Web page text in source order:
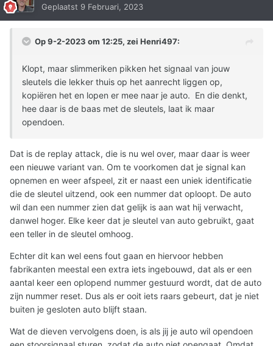
Geplaatst 9 Februari, 2023
Op 9-2-2023 om 12:25, zei Henri497:
Klopt, maar slimmeriken pikken het signaal van jouw
sleutels die lekker thuis op het aanrecht liggen op,
kopiëren het en lopen er mee naar je auto. En die denkt,
hee daar is de baas met de sleutels, laat ik maar
opendoen.
Dat is de replay attack, die is nu wel over, maar daar is weer
een nieuwe variant van. Om te voorkomen dat je signal kan
opnemen en weer afspeel, zit er naast een uniek identificatie
die de sleutel uitzend, ook een nummer dat oploopt. De auto
wil dan een nummer zien dat gelijk is aan wat hij verwacht,
danwel hoger. Elke keer dat je sleutel van auto gebruikt, gaat
een teller in de sleutel omhoog.
Echter dit kan wel eens fout gaan en hiervoor hebben
fabrikanten meestal een extra iets ingebouwd, dat als er een
aantal keer een oplopend nummer gestuurd wordt, dat de auto
zijn nummer reset. Dus als er ooit iets raars gebeurt, dat je niet
buiten je gesloten auto blijft staan.
Wat de dieven vervolgens doen, is als jij je auto wil opendoen